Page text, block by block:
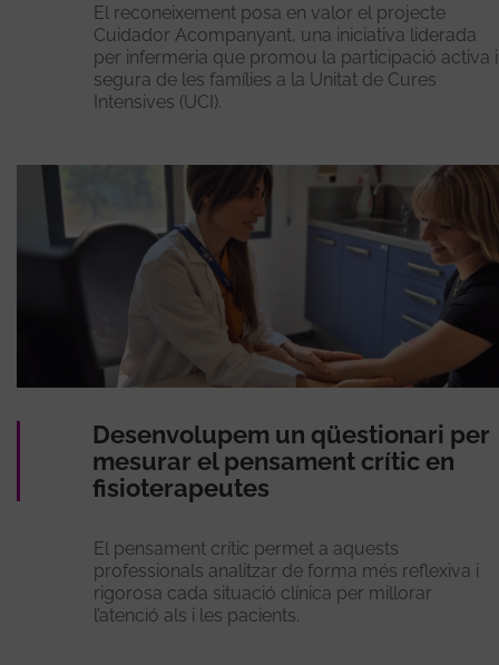
El reconeixement posa en valor el projecte
Cuidador Acompanyant, una iniciativa liderada
per infermeria que promou la participació activa i
segura de les famílies a la Unitat de Cures
Intensives (UCI).
Desenvolupem un qüestionari per
mesurar el pensament crític en
fisioterapeutes
El pensament crític permet a aquests
professionals analitzar de forma més reflexiva i
rigorosa cada situació clínica per millorar
l’atenció als i les pacients.